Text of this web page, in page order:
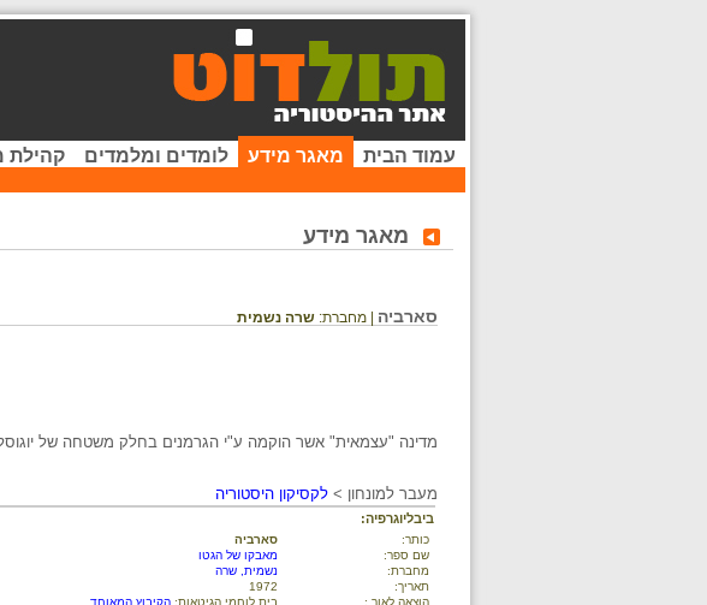
עמוד הבית מאגר מידע לומדים ומלמדים קהילת
מאגר מידע
סארביה | מחברת: שרה נשמית
מדינה "עצמאית" אשר הוקמה ע"י הגרמנים בחלק משטחה של
מעבר למונחון > לקסיקון היסטוריה
ביבליוגרפיה:
כותר:
סארביה
שם ספר:
מאבקו של הגטו
מחברת:
נשמית, שרה
תאריך:
1972
הוצאה לאור :
בית לוחמי הגיטאות; הקיבוץ המאוחד